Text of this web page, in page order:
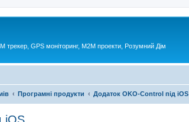
трекер, GPS моніторинг, М2М проекти, Розумний Дім
Програмні продукти Додаток OKO-Control під iOS
iOS